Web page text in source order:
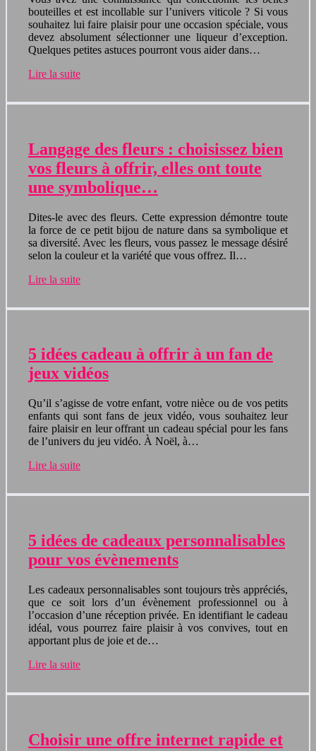
bouteilles et est incollable sur l’univers viticole ? Si vous
souhaitez lui faire plaisir pour une occasion spéciale, vous
devez absolument sélectionner une liqueur d’exception.
Quelques petites astuces pourront vous aider dans…
Lire la suite
Langage des fleurs : choisissez bien
vos fleurs à offrir, elles ont toute
une symbolique…
Dites-le avec des fleurs. Cette expression démontre toute
la force de ce petit bijou de nature dans sa symbolique et
sa diversité. Avec les fleurs, vous passez le message désiré
selon la couleur et la variété que vous offrez. Il…
Lire la suite
5 idées cadeau à offrir à un fan de
jeux vidéos
Qu’il s’agisse de votre enfant, votre nièce ou de vos petits
enfants qui sont fans de jeux vidéo, vous souhaitez leur
faire plaisir en leur offrant un cadeau spécial pour les fans
de l’univers du jeu vidéo. À Noël, à…
Lire la suite
5 idées de cadeaux personnalisables
pour vos évènements
Les cadeaux personnalisables sont toujours très appréciés,
que ce soit lors d’un évènement professionnel ou à
l’occasion d’une réception privée. En identifiant le cadeau
idéal, vous pourrez faire plaisir à vos convives, tout en
apportant plus de joie et de…
Lire la suite
Choisir une offre internet rapide et